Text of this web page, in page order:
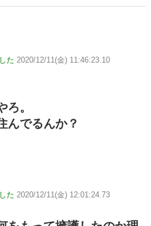
た 2020/12/11(金) 11:46:23.10
。
んでるんか？
た 2020/12/11(金) 12:01:24.73